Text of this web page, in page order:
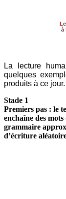
à
La lecture
quelques
produits à ce jour.
Stade 1
Premiers pas : le
enchaîne des
grammaire
d’écriture